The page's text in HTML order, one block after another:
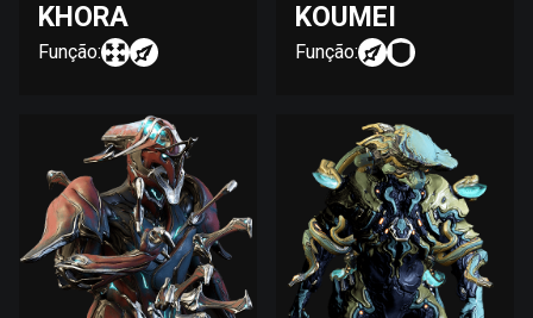
KHORA
Função:
KOUMEI
Função: